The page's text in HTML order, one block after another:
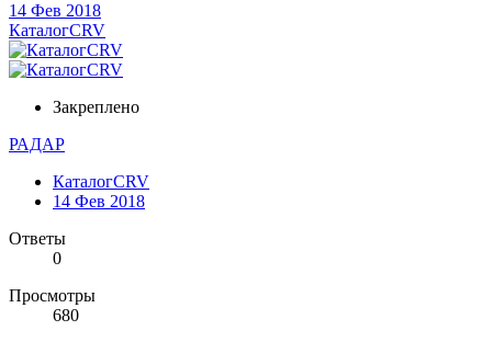
14 Фев 2018
КаталогCRV
Закреплено
РАДАР
КаталогCRV
14 Фев 2018
Ответы
0
Просмотры
680